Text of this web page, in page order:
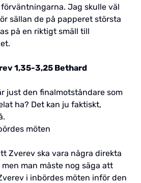
Jag skulle väl
sällan de på papperet största
på en riktigt smäll till
1,35-3,25 Bethard
just den finalmotståndare som
ha? Det kan ju faktiskt,
möten
Zverev ska vara några direkta
man måste nog säga att
i inbördes möten inför den